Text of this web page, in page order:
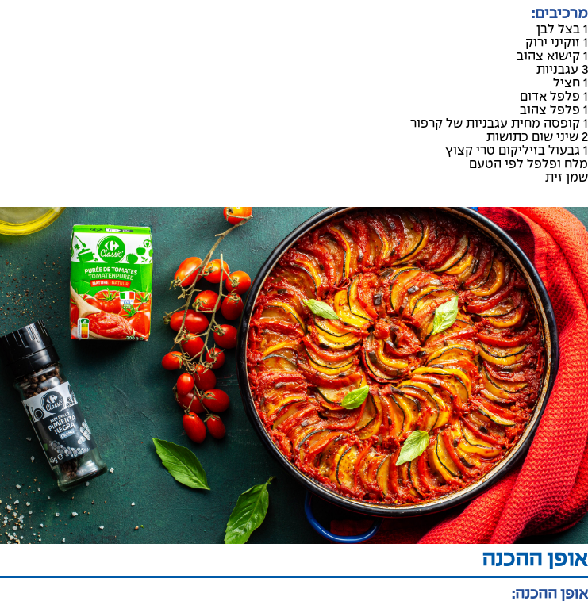
מרכיבים:
1 בצל לבן
1 זוקיני ירוק
1 קישוא צהוב
3 עגבניות
1 חציל
1 פלפל אדום
1 פלפל צהוב
1 קופסה מחית עגבניות של קרפור
2 שיני שום כתושות
1 גבעול בזיליקום טרי קצוץ
מלח ופלפל לפי הטעם
שמן זית
אופן ההכנה
אופן ההכנה: